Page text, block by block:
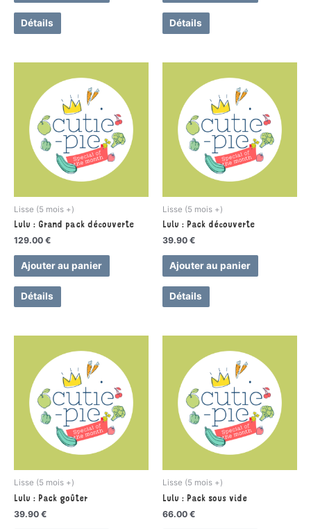
Détails Détails
Lisse (5 mois +)
Lulu : Grand pack découverte
129.00 €
Ajouter au panier
Détails
Lisse (5 mois +)
Lulu : Pack découverte
39.90 €
Ajouter au panier
Détails
Lisse (5 mois +)
Lulu : Pack goûter
39.90 €
Lisse (5 mois +)
Lulu : Pack sous vide
66.00 €